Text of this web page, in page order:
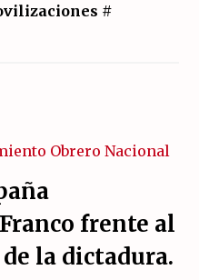
#
Obrero Nacional
frente al
la dictadura.